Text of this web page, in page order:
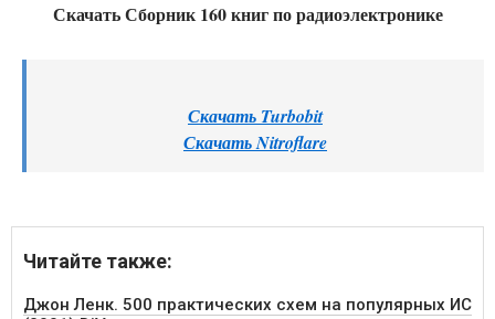
Скачать Сборник 160 книг по радиоэлектронике
Скачать Turbobit
Скачать Nitroflare
Читайте также:
Джон Ленк. 500 практических схем на популярных ИС